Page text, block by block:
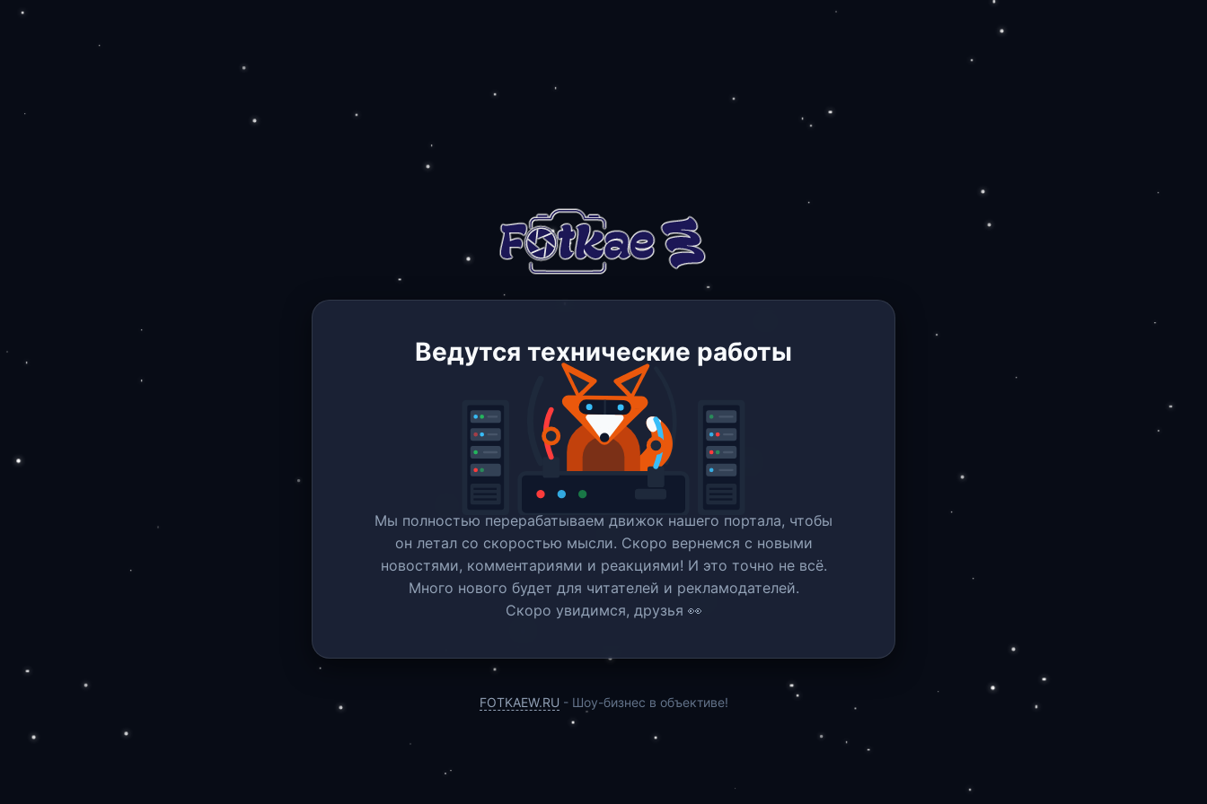
Ведутся технические работы
Мы полностью перерабатываем движок нашего портала, чтобы
он летал со скоростью мысли. Скоро вернемся c новыми
новостями, комментариями и реакциями! И это точно не всё.
Много нового будет для читателей и рекламодателей.
Скоро увидимся, друзья 👀
FOTKAEW.RU - Шоу-бизнес в объективе!